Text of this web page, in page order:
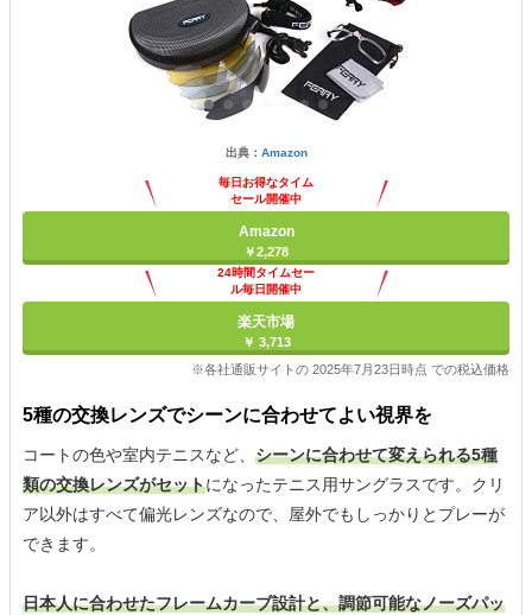
出典： Amazon
毎日お得なタイム
セール開催中
Amazon
￥2,278
24時間タイムセー
ル毎日開催中
楽天市場
￥ 3,713
※各社通販サイトの 2025年7月23日時点 での税込価格
5種の交換レンズでシーンに合わせてよい視界を
コートの色や室内テニスなど、 シーンに合わせて変えられる5種
類の交換レンズがセットになったテニス用サングラスです。クリ
ア以外はすべて偏光レンズなので、屋外でもしっかりとプレーが
できます。
日本人に合わせたフレームカーブ設計と、調節可能なノーズパッ